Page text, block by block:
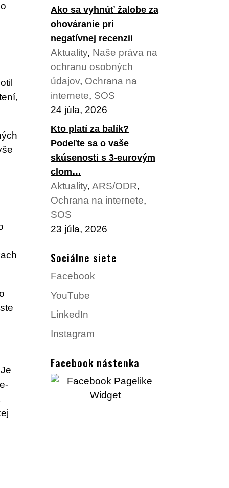
Ako sa vyhnúť žalobe za
ohováranie pri
negatívnej recenzii
Aktuality, Naše práva na
ochranu osobných
údajov, Ochrana na
internete, SOS
24 júla, 2026
Kto platí za balík?
Podeľte sa o vaše
skúsenosti s 3-eurovým
clom…
Aktuality, ARS/ODR,
Ochrana na internete,
SOS
23 júla, 2026
Sociálne siete
Facebook
YouTube
LinkedIn
Instagram
Facebook nástenka